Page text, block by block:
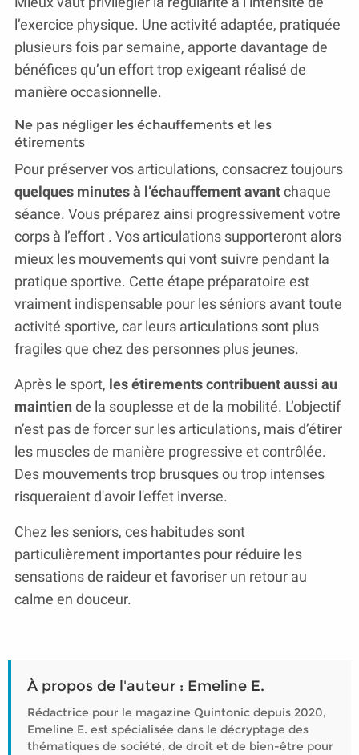
l’exercice physique. Une activité adaptée, pratiquée
plusieurs fois par semaine, apporte davantage de
bénéfices qu’un effort trop exigeant réalisé de
manière occasionnelle.
Ne pas négliger les échauffements et les
étirements
Pour préserver vos articulations, consacrez toujours
quelques minutes à l’échauffement avantchaque
séance. Vous préparez ainsi progressivement votre
corps à l’effort . Vos articulations supporteront alors
mieux les mouvements qui vont suivre pendant la
pratique sportive. Cette étape préparatoire est
vraiment indispensable pour les séniors avant toute
activité sportive, car leurs articulations sont plus
fragiles que chez des personnes plus jeunes.
Après le sport, les étirements contribuent aussi au
maintien de la souplesse et de la mobilité. L’objectif
n’est pas de forcer sur les articulations, mais d’étirer
les muscles de manière progressive et contrôlée.
Des mouvements trop brusques ou trop intenses
risqueraient d'avoir l'effet inverse.
Chez les seniors, ces habitudes sont
particulièrement importantes pour réduire les
sensations de raideur et favoriser un retour au
calme en douceur.
À propos de l'auteur : Emeline E.
Rédactrice pour le magazine Quintonic depuis 2020,
Emeline E. est spécialisée dans le décryptage des
thématiques de société, de droit et de bien-être pour